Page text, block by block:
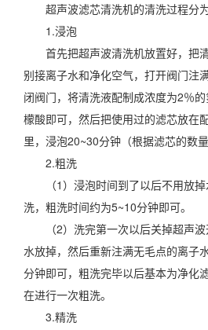
超声波滤芯清洗机的清洗过程分
1.浸泡
首先把超声波清洗机放置好，把
别接离子水和净化空气，打开阀门注
闭阀门，将清洗液配制成浓度为2％
檬酸即可，然后把使用过的滤芯放在
里，浸泡20~30分钟（根据滤芯的数量
2.粗洗
（1）浸泡时间到了以后不用放
洗，粗洗时间约为5~10分钟即可。
（2）洗完第一次以后关掉超声
水放掉，然后重新注满无毛点的离子
分钟即可，粗洗完毕以后基本为净化
在进行一次粗洗。
3.精洗